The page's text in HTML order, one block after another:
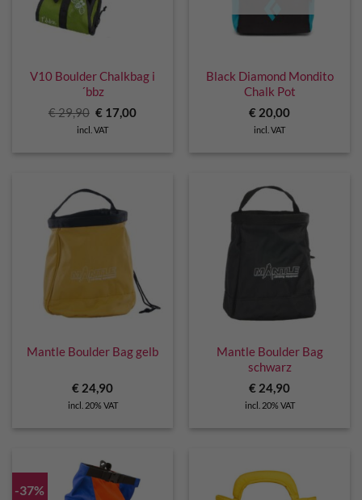
V10 Boulder Chalkbag i
´bbz
€29,90 Original
price
was:
€ 17,00Current
incl. VAT
Black Diamond Mondito
Chalk Pot
€ 20,00
incl. VAT
Mantle Boulder Bag gelb
€ 24,90
incl. 20% VAT
Mantle Boulder Bag
schwarz
€ 24,90
incl. 20% VAT
-37%